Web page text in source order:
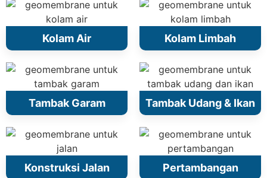
Kolam Air Kolam Limbah
Tambak Garam Tambak Udang & Ikan
Konstruksi Jalan Pertambangan